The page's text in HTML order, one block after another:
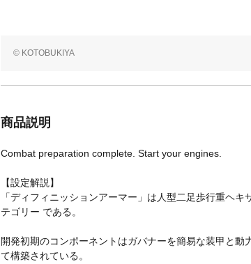
© KOTOBUKIYA
商品説明
Combat preparation complete. Start your engines.
【設定解説】
「ディフィニッションアーマー」は人型二足歩行重ヘ
テゴリー である。
開発初期のコンポーネントはガバナーを簡易な装甲と
て構築されている。